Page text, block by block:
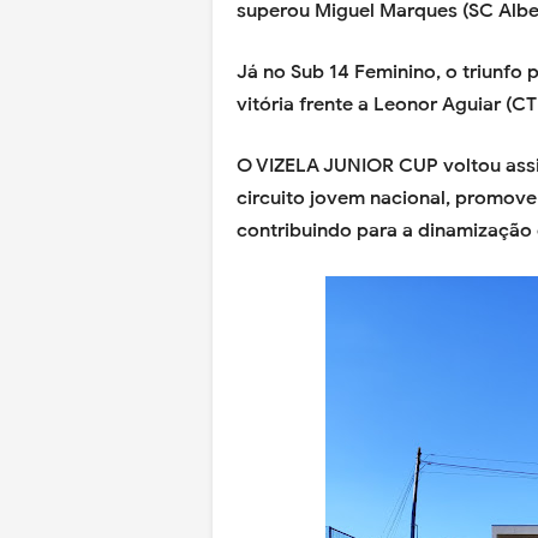
superou Miguel Marques (SC
Já no Sub 14 Feminino, o triunfo
vitória frente a Leonor Aguiar
O VIZELA JUNIOR CUP voltou
circuito jovem nacional,
contribuindo para a dinamização